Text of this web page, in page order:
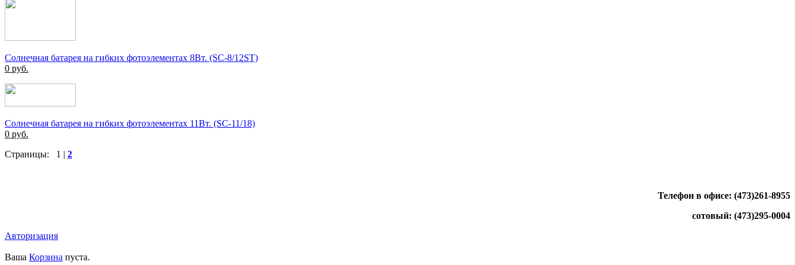
Солнечная батарея на гибких фотоэлементах 8Вт. (SC-8/12ST)
0 руб.
Солнечная батарея на гибких фотоэлементах 11Вт. (SC-11/18)
0 руб.
Страницы: 1 | 2
Телефон в офисе: (473)261-8955
сотовый: (473)295-0004
Авторизация
Ваша Корзина пуста.